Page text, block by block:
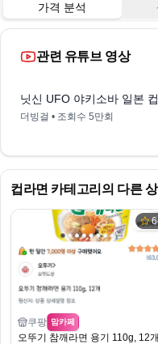
가격 분석
관련 유튜브 영상
닛신 UFO 야키소바 일본
더빙걸 • 조회수 5만회
컵라면 카테고리의 다른
쿠팡 맘카페
오뚜기 참깨라면 용기 110g, 12개